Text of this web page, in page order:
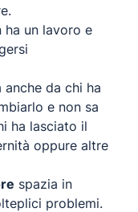
ha un lavoro e
da chi ha
e non sa
ha lasciato il
oppure altre
spazia in
problemi.